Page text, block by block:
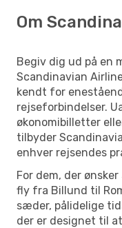
Om
Begiv dig ud på en
Scandinavian
kendt for
rejseforbindelser.
økonomibilletter
tilbyder
enhver rejsendes
For dem, der
fly fra Billund til
sæder, pålidelige
der er designet til